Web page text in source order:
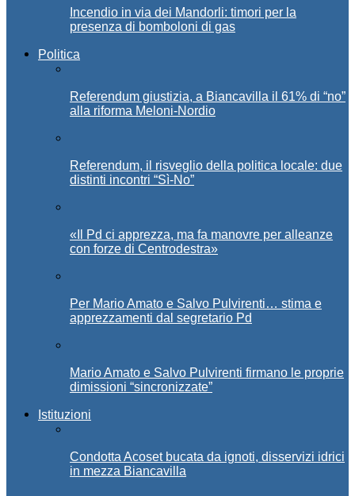
Incendio in via dei Mandorli: timori per la
presenza di bomboloni di gas
Politica
Referendum giustizia, a Biancavilla il 61% di “no”
alla riforma Meloni-Nordio
Referendum, il risveglio della politica locale: due
distinti incontri “Sì-No”
«Il Pd ci apprezza, ma fa manovre per alleanze
con forze di Centrodestra»
Per Mario Amato e Salvo Pulvirenti… stima e
apprezzamenti dal segretario Pd
Mario Amato e Salvo Pulvirenti firmano le proprie
dimissioni “sincronizzate”
Istituzioni
Condotta Acoset bucata da ignoti, disservizi idrici
in mezza Biancavilla